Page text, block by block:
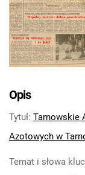
Feliksa
Feliksa
Opis
Tytuł: Tarnowskie
Azotowych w
Temat i słowa